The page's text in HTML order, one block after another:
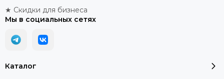
Каталог
★ Скидки для бизнеса
Мы в социальных сетях